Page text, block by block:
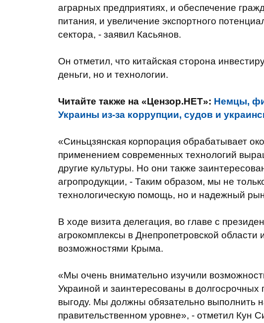
аграрных предприятиях, и обеспечение
питания, и увеличение экспортного
сектора, - заявил Касьянов.
Он отметил, что китайская сторона
деньги, но и технологии.
Читайте также на «Цензор.НЕТ»: Немцы,
Украины из-за коррупции, судов и
«Синьцзянская корпорация обрабатывает
применением современных технологий
другие культуры. Но они также
агропродукции, - Таким образом, мы не
технологическую помощь, но и надежный
В ходе визита делегация, во главе с
агрокомплексы в Днепропетровской области
возможностями Крыма.
«Мы очень внимательно изучили
Украиной и заинтересованы в долгосрочных
выгоду. Мы должны обязательно выполнить
правительственном уровне», - отметил Кун